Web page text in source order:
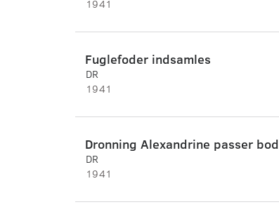
1941
Fuglefoder indsamles
DR
1941
Dronning Alexandrine passer bod
DR
1941